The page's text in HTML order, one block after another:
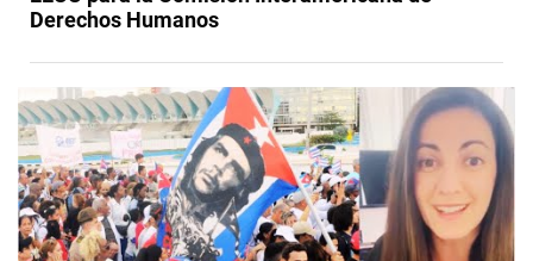
Derechos Humanos